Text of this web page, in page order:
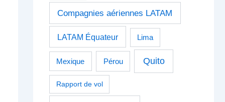
Compagnies aériennes LATAM
LATAM Équateur Lima
Mexique Pérou Quito
Rapport de vol